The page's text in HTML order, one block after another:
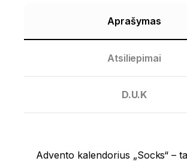
Aprašymas
Atsiliepimai
D.U.K
Advento kalendorius „Socks“ –